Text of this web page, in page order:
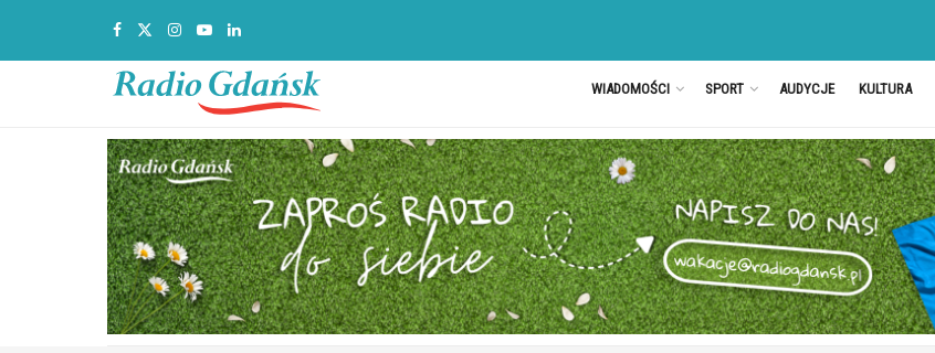
WIADOMOŚCI SPORT AUDYCJE KULTURA